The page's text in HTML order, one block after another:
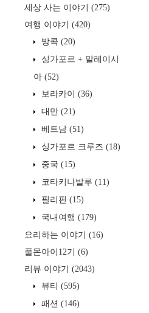
세상 사는 이야기 (275)
여행 이야기 (420)
방콕 (20)
싱가포르 + 말레이시
아 (52)
보라카이 (36)
대만 (21)
베트남 (51)
싱가포르 크루즈 (18)
중국 (15)
코타키나발루 (11)
필리핀 (15)
국내여행 (179)
요리하는 이야기 (16)
풀몬아이12기 (6)
리뷰 이야기 (2043)
뷰티 (595)
패션 (146)